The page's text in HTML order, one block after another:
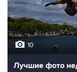
10
Лучшие фото